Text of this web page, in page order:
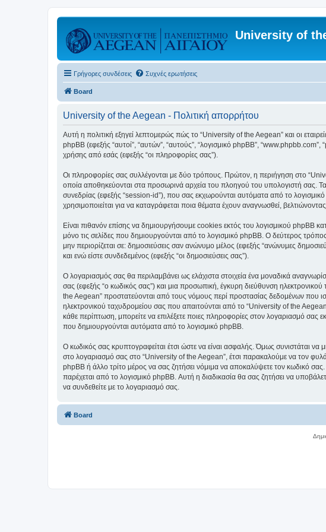
University of
Γρήγορες συνδέσεις Συχνές ερωτήσεις
Board
University of the Aegean - Πολιτική απορρήτου
Αυτή η πολιτική εξηγεί λεπτομερώς πώς το “University of the Aegean” και οι
phpBB (εφεξής “αυτοί”, “αυτών”, “αυτούς”, “λογισμικό phpBB”,
χρήσης από εσάς (εφεξής “οι πληροφορίες σας”).
Οι πληροφορίες σας συλλέγονται με δύο τρόπους. Πρώτον, η περιήγηση στο
οποία αποθηκεύονται στα προσωρινά αρχεία του πλοηγού του υπολογιστή σας.
συνεδρίας (εφεξής “session-id”), που σας εκχωρούνται αυτόματα από το
χρησιμοποιείται για να καταγράφεται ποια θέματα έχουν αναγνωσθεί,
Είναι πιθανόν επίσης να δημιουργήσουμε cookies εκτός του λογισμικού phpBB
μόνο τις σελίδες που δημιουργούνται από το λογισμικό phpBB. Ο δεύτερος
μην περιορίζεται σε: δημοσιεύσεις σαν ανώνυμο μέλος (εφεξής “ανώνυμες
και ενώ είστε συνδεδεμένος (εφεξής “οι δημοσιεύσεις σας”).
Ο λογαριασμός σας θα περιλαμβάνει ως ελάχιστα στοιχεία ένα μοναδικά
σας (εφεξής “ο κωδικός σας”) και μια προσωπική, έγκυρη διεύθυνση
the Aegean” προστατεύονται από τους νόμους περί προστασίας δεδομένων που
ηλεκτρονικού ταχυδρομείου σας που απαιτούνται από το “University of the
κάθε περίπτωση, μπορείτε να επιλέξετε ποιες πληροφορίες στον λογαριασμό σας
που δημιουργούνται αυτόματα από το λογισμικό phpBB.
Ο κωδικός σας κρυπτογραφείται έτσι ώστε να είναι ασφαλής. Όμως συνιστάται να
στο λογαριασμό σας στο “University of the Aegean”, έτσι παρακαλούμε να τον
phpBB ή άλλο τρίτο μέρος να σας ζητήσει νόμιμα να αποκαλύψετε τον κωδικό
παρέχεται από το λογισμικό phpBB. Αυτή η διαδικασία θα σας ζητήσει να
να συνδεθείτε με το λογαριασμό σας.
Board